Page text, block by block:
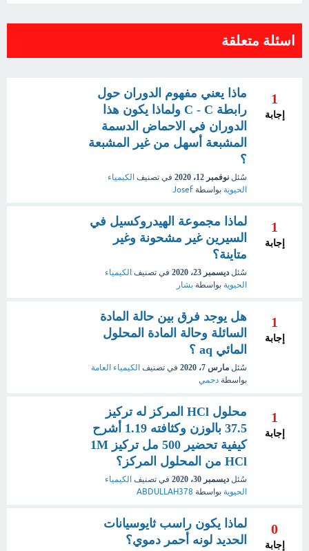
اسئلة متعلقة
1
إجابة
ماذا يعني مفهوم الدوران حول
رابطة C - C ولماذا يكون هذا
الدوران في الاحماض الدسمة
المشبعة أسهل من غير المشبعة
؟
سُئل نوفمبر 12، 2020 في تصنيف الكيمياء
الحيوية بواسطة Josef
1
إجابة
لماذا مجموعة الهيدروكسيل في
السيرين غير مشحونة وغير
متاينة؟
سُئل ديسمبر 23، 2020 في تصنيف الكيمياء
الحيوية بواسطة بشار
1
إجابة
هل يوجد فرق بين حالة المادة
السائلة وحالة المادة المحلول
المائي aq ؟
سُئل مارس 7، 2020 في تصنيف الكيمياء العامة
بواسطة دحمي
1
إجابة
محلول HCl المركز له تركيز
37.5 بالوزن وكثافته 1.19 أشرح
كيفية تحضير 500 مل تركيز 1M
HCl من المحلول المركز؟
سُئل ديسمبر 30، 2020 في تصنيف الكيمياء
الحيوية بواسطة ABDULLAH378
0
إجابة
لماذا يكون راسب ثايوسيانات
الحديد لونه أحمر دموي؟